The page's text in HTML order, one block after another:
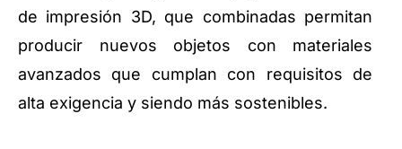
de impresión 3D, que combinadas permitan
producir nuevos objetos con materiales
avanzados que cumplan con requisitos de
alta exigencia y siendo más sostenibles.